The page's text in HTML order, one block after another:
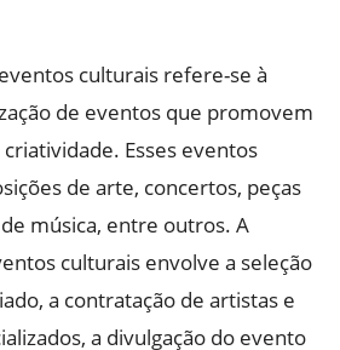
culturais refere-se à
de eventos que promovem
Esses eventos
de arte, concertos, peças
música, entre outros. A
culturais envolve a seleção
a contratação de artistas e
a divulgação do evento